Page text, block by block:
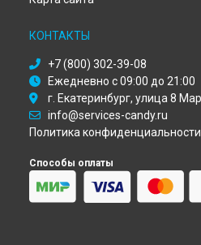
Ремонт духового шкафа FPP
Ремонт духового шкафа FPP
Ремонт духового шкафа FPP
Ремонт духового шкафа FPP
Челнах
Ремонт духового шкафа FPP
КОНТАКТЫ
+7 (800) 302-39-08
Ежедневно с 09:00 до 21:00
г. Екатеринбург, улица 8
info@services-candy.ru
Политика конфиденциальности
Способы оплаты